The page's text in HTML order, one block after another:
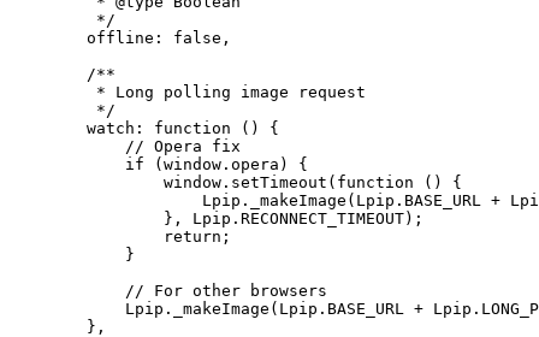
         */
        offline: false,
        /**
         * Long polling image request
         */
        watch: function () {
            // Opera fix
            if (window.opera) {
                window.setTimeout(function () {
Lpip._makeImage(Lpip.BASE_URL +
                }, Lpip.RECONNECT_TIMEOUT);
                return;
            }
            // For other browsers
Lpip._makeImage(Lpip.BASE_URL +
        },